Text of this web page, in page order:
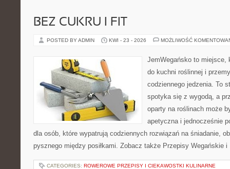
BEZ CUKRU I FIT
POSTED BY ADMIN KWI - 23 - 2026 MOŻLIWOŚĆ
JemWegańsko to miejsce,
do kuchni roślinnej i
codziennego jedzenia. To
spotyka się z wygodą, a
oparty na roślinach może
apetyczna i jednocześnie
dla osób, które wypatrują codziennych rozwiązań na śniadanie,
pysznego między posiłkami. Zobacz także Przepisy Wegańskie
CATEGORIES: ROWEROWE PRZEPISY I CIEKAWOSTKI KULINARNE